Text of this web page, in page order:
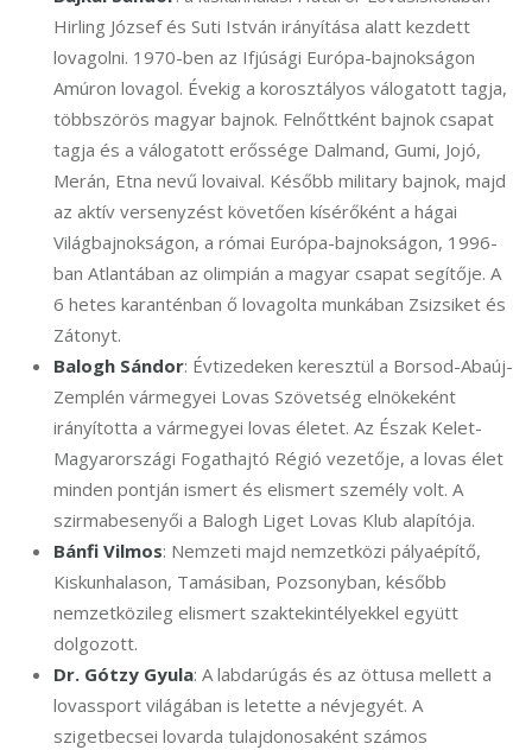
Hirling József és Suti István irányítása alatt kezdett
lovagolni. 1970-ben az Ifjúsági Európa-bajnokságon
Amúron lovagol. Évekig a korosztályos válogatott tagja,
többszörös magyar bajnok. Felnőttként bajnok csapat
tagja és a válogatott erőssége Dalmand, Gumi, Jojó,
Merán, Etna nevű lovaival. Később military bajnok, majd
az aktív versenyzést követően kísérőként a hágai
Világbajnokságon, a római Európa-bajnokságon, 1996-
ban Atlantában az olimpián a magyar csapat segítője. A
6 hetes karanténban ő lovagolta munkában Zsizsiket és
Zátonyt.
Balogh Sándor: Évtizedeken keresztül a Borsod-Abaúj-
Zemplén vármegyei Lovas Szövetség elnökeként
irányította a vármegyei lovas életet. Az Észak Kelet-
Magyarországi Fogathajtó Régió vezetője, a lovas élet
minden pontján ismert és elismert személy volt. A
szirmabesenyői a Balogh Liget Lovas Klub alapítója.
Bánfi Vilmos: Nemzeti majd nemzetközi pályaépítő,
Kiskunhalason, Tamásiban, Pozsonyban, később
nemzetközileg elismert szaktekintélyekkel együtt
dolgozott.
Dr. Gótzy Gyula: A labdarúgás és az öttusa mellett a
lovassport világában is letette a névjegyét. A
szigetbecsei lovarda tulajdonosaként számos